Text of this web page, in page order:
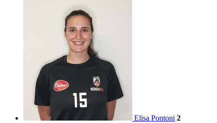
Elisa Pontoni 2